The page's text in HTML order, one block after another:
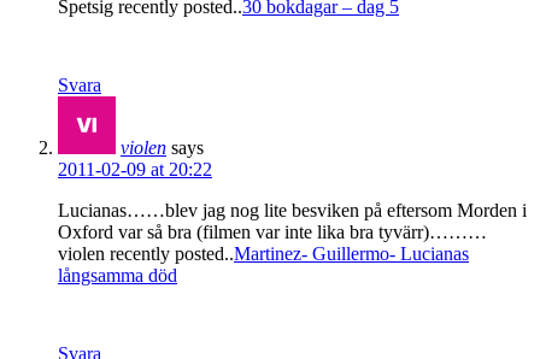
Spetsig recently posted..30 bokdagar – dag 5
Svara
violen says
2011-02-09 at 20:22
Lucianas……blev jag nog lite besviken på eftersom Morden i
Oxford var så bra (filmen var inte lika bra tyvärr)………
violen recently posted..Martinez- Guillermo- Lucianas
långsamma död
Svara